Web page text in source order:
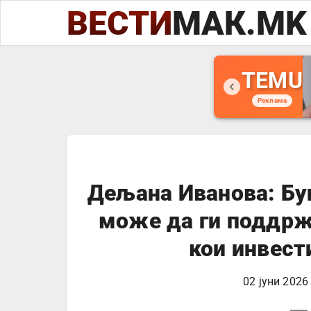
ВЕСТИМАК.MK
TEMU
Реклама
Дељана Иванова:
може да ги
кои
02 јуни 2026